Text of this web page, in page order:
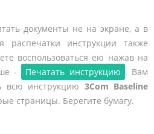
документы не на экране, а в
распечатки инструкции также
воспользоваться ею нажав на
-
Печатать инструкцию . Вам
всю инструкцию 3Com Baseline
страницы. Берегите бумагу.